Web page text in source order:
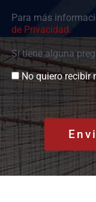
Para más
de Privacidad.
Si tiene alguna
Consent
No quiero recibir